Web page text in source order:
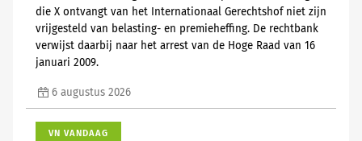
die X ontvangt van het Internationaal Gerechtshof niet zijn
vrijgesteld van belasting- en premieheffing. De rechtbank
verwijst daarbij naar het arrest van de Hoge Raad van 16
januari 2009.
6 augustus 2026
VN VANDAAG